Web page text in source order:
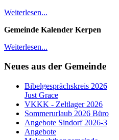
Weiterlesen...
Gemeinde Kalender Kerpen
Weiterlesen...
Neues aus der Gemeinde
Bibelgesprächskreis 2026
Just Grace
VKKK - Zeltlager 2026
Sommerurlaub 2026 Büro
Angebote Sindorf 2026-3
Angebote